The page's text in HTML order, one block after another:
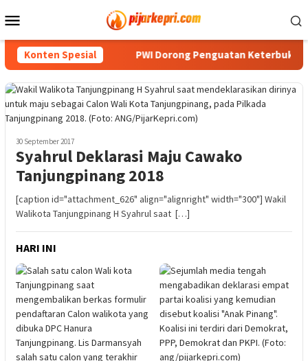
ke
Mobile
Konten Spesial
Berubah PWI Dorong Penguatan Keterbukaan
30 September 2017
Syahrul Deklarasi Maju Cawako
Tanjungpinang 2018
[caption id="attachment_626" align="alignright" width="300"] Wakil
Walikota Tanjungpinang H Syahrul saat […]
HARI INI